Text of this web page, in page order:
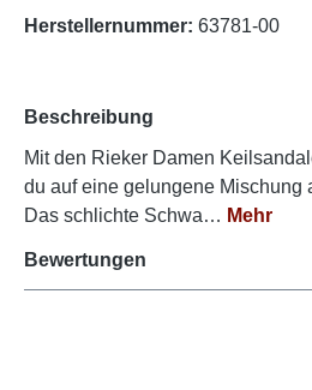
Herstellernummer: 63781-00
Beschreibung
Mit den Rieker Damen
du auf eine gelungene Mischung
Das schlichte Schwa… Mehr
Bewertungen